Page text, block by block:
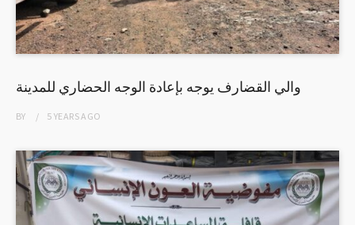
والي القضارف يوجه بإعادة الوجه الحضاري للمدينة
BY 5 YEARSAGO